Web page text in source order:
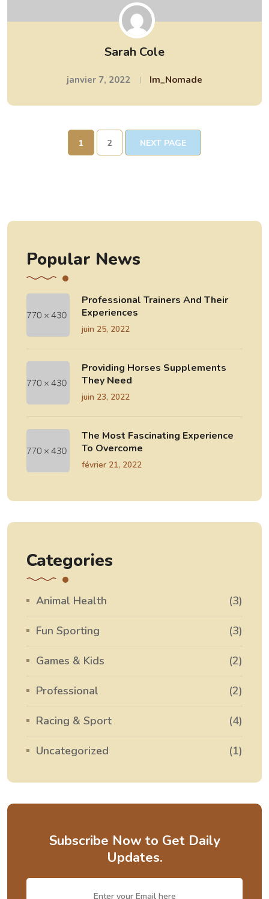
Sarah Cole
janvier 7, 2022 Im_Nomade
1 2 NEXT PAGE
Popular News
Professional Trainers And Their
Experiences
juin 25, 2022
Providing Horses Supplements
They Need
juin 23, 2022
The Most Fascinating Experience
To Overcome
février 21, 2022
Categories
Animal Health (3)
Fun Sporting (3)
Games & Kids (2)
Professional (2)
Racing & Sport (4)
Uncategorized (1)
Subscribe Now to Get Daily
Updates.